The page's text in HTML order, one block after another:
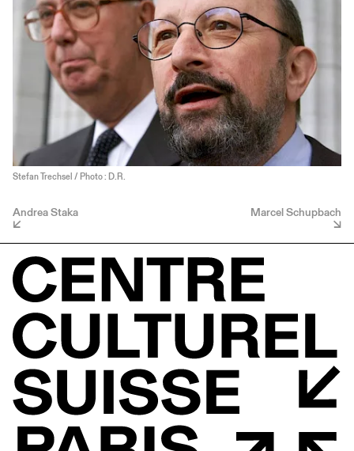
Stefan Trechsel / Photo : D.R.
Andrea Staka Marcel Schupbach